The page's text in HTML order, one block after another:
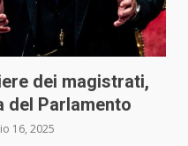
dei magistrati,
del Parlamento
16, 2025